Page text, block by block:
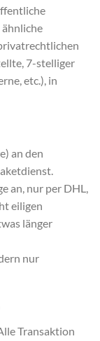
7-stelliger
etc.), in
an den
an, nur per DHL,
eiligen
länger
nur
Transaktion